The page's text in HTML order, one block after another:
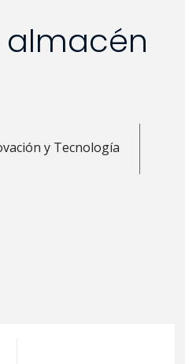
almacén
y Tecnología